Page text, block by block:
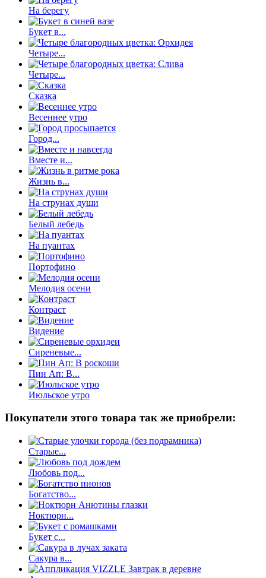
На берегу
Букет в...
Четыре...
Четыре...
Сказка
Весеннее утро
Город...
Вместе и...
Жизнь в...
На струнах души
Белый лебедь
На пуантах
Портофино
Мелодия осени
Контраст
Видение
Сиреневые...
Пин Ап: В...
Июльское утро
Покупатели этого товара так же приобрели:
Старые...
Любовь под...
Богатство...
Ноктюрн...
Букет с...
Сакура в...